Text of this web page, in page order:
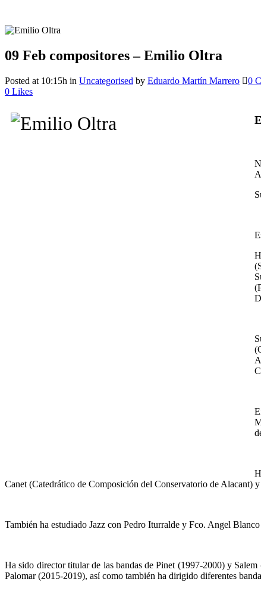
09 Feb compositores – Emilio Oltra
Posted at 10:15h in Uncategorised by Eduardo Martín Marrero
0
0 Likes
Canet (Catedrático de Composición del Conservatorio de Alacant)
También ha estudiado Jazz con Pedro Iturralde y Fco. Angel
Ha sido director titular de las bandas de Pinet (1997-2000) y
Palomar (2015-2019), así como también ha dirigido diferentes